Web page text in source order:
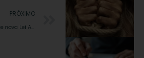
PRÓXIMO
Seminário em São Paulo debate nova Lei Anticorrupção